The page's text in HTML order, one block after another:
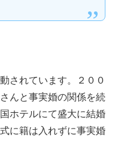
されています。２００
んと事実婚の関係を続
ホテルにて盛大に結婚
に籍は入れずに事実婚